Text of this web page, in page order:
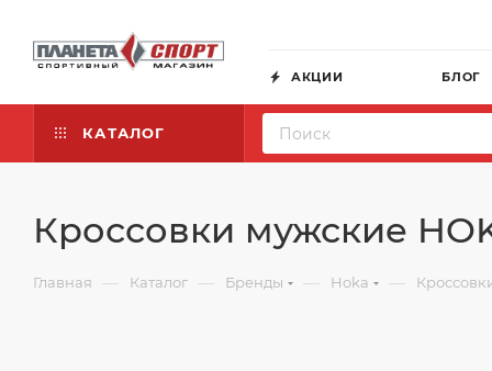
АКЦИИ БЛОГ
КАТАЛОГ
Кроссовки мужские
Главная — Каталог — Бренды — Hoka —